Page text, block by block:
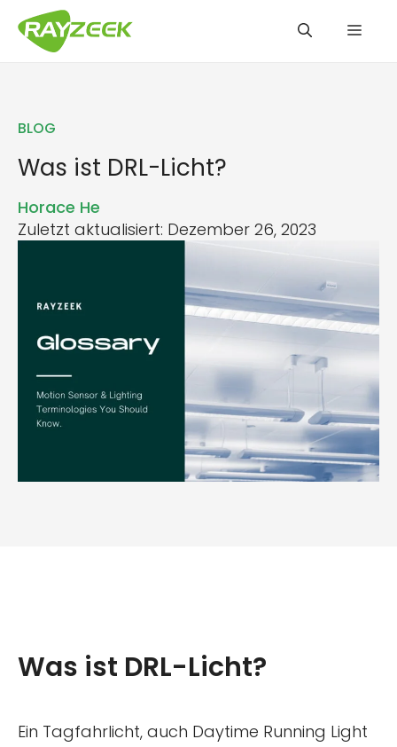
Inhalt
BLOG
Was ist DRL-Licht?
Horace He
Zuletzt aktualisiert: Dezember 26, 2023
Was ist DRL-Licht?
Ein Tagfahrlicht, auch Daytime Running Light